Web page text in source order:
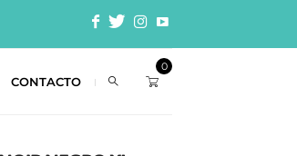
CONTACTO
0